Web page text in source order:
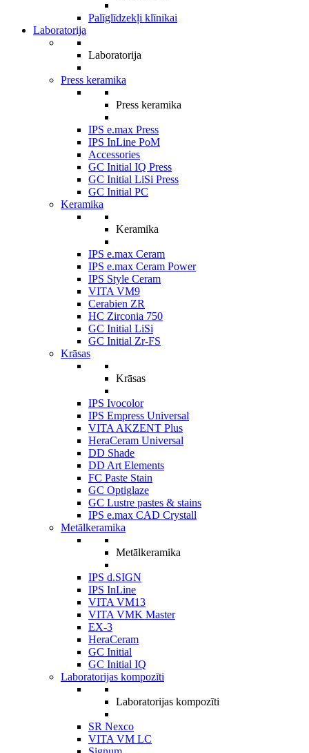
Palīglīdzekļi klīnikai
Laboratorija
Laboratorija
Press keramika
Press keramika
IPS e.max Press
IPS InLine PoM
Accessories
GC Initial IQ Press
GC Initial LiSi Press
GC Initial PC
Keramika
Keramika
IPS e.max Ceram
IPS e.max Ceram Power
IPS Style Ceram
VITA VM9
Cerabien ZR
HC Zirconia 750
GC Initial LiSi
GC Initial Zr-FS
Krāsas
Krāsas
IPS Ivocolor
IPS Empress Universal
VITA AKZENT Plus
HeraCeram Universal
DD Shade
DD Art Elements
FC Paste Stain
GC Optiglaze
GC Lustre pastes & stains
IPS e.max CAD Crystall
Metālkeramika
Metālkeramika
IPS d.SIGN
IPS InLine
VITA VM13
VITA VMK Master
EX-3
HeraCeram
GC Initial
GC Initial IQ
Laboratorijas kompozīti
Laboratorijas kompozīti
SR Nexco
VITA VM LC